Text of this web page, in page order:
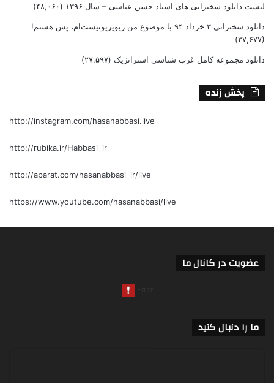
لیست دانلود سخنرانی های استاد حسن عباسی – سال ۱۳۹۶ (۴۸,۰۶۰)
دانلود سخنرانی ۳ خرداد ۹۴ با موضوع من ریویزیونیست‌ام، پس هستم!
(۳۷,۶۷۷)
دانلود مجموعه کامل غرب شناسی استراتژیک (۲۷,۵۹۷)
پخش زنده
http://instagram.com/hasanabbasi.live
http://rubika.ir/Habbasi_ir
http://aparat.com/hasanabbasi_ir/live
https://www.youtube.com/hasanabbasi/live
عضویت در کانال ما
ما را دنبال کنید